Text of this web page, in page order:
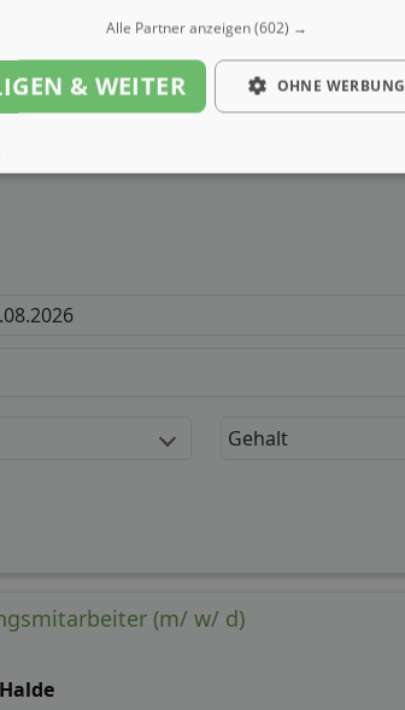
Gehalt
(m/ w/ d)
Alle Partner anzeigen(602) →
& WEITER OHNE